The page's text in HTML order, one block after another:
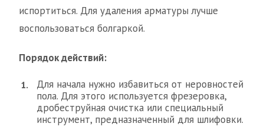
испортиться. Для удаления арматуры лучше
воспользоваться болгаркой.
Порядок действий:
Для начала нужно избавиться от неровностей
пола. Для этого используется фрезеровка,
дробеструйная очистка или специальный
инструмент, предназначенный для шлифовки.